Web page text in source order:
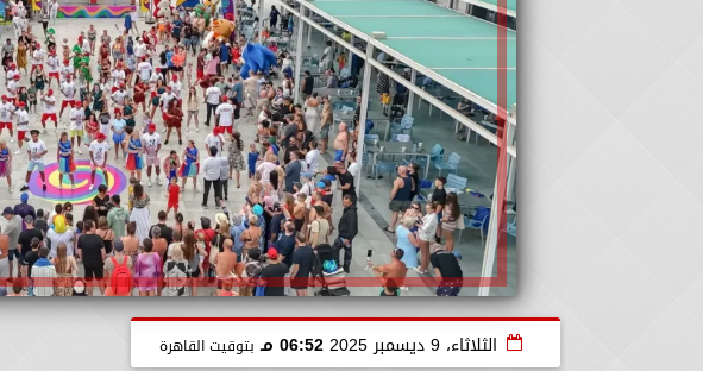
الثلاثاء، 9 ديسمبر 2025 06:52 مـ بتوقيت القاهرة